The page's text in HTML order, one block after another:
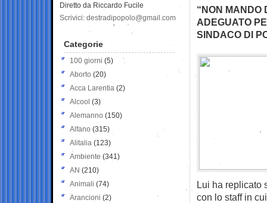
“NON MANDO
ADEGUATO
SINDACO DI
Lui ha replicato
con lo staff in
Diretto da Riccardo Fucile
Scrivici: destradipopolo@gmail.com
Categorie
100 giorni (5)
Aborto (20)
Acca Larentia (2)
Alcool (3)
Alemanno (150)
Alfano (315)
Alitalia (123)
Ambiente (341)
AN (210)
Animali (74)
Arancioni (2)